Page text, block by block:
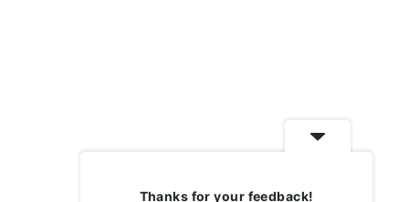
Thanks for your feedback!